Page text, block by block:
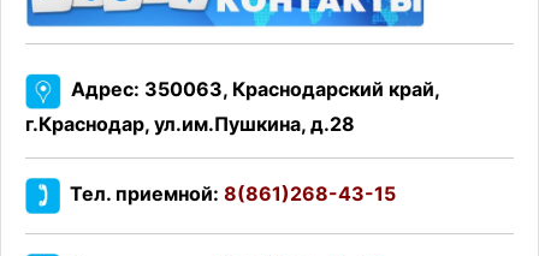
Адрес: 350063, Краснодарский край,
г.Краснодар, ул.им.Пушкина, д.28
Тел. приемной: 8(861)268-43-15